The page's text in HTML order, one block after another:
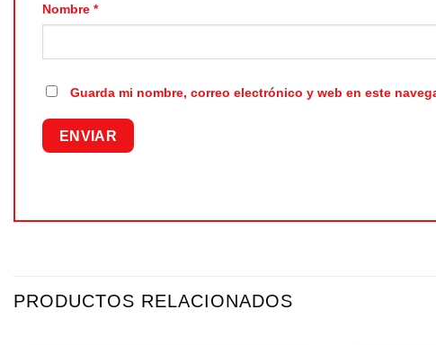
Nombre *
Guarda mi nombre, correo electrónico y web en este
PRODUCTOS RELACIONADOS